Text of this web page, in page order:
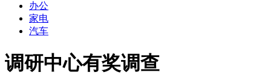
办公
家电
汽车
调研中心有奖调查